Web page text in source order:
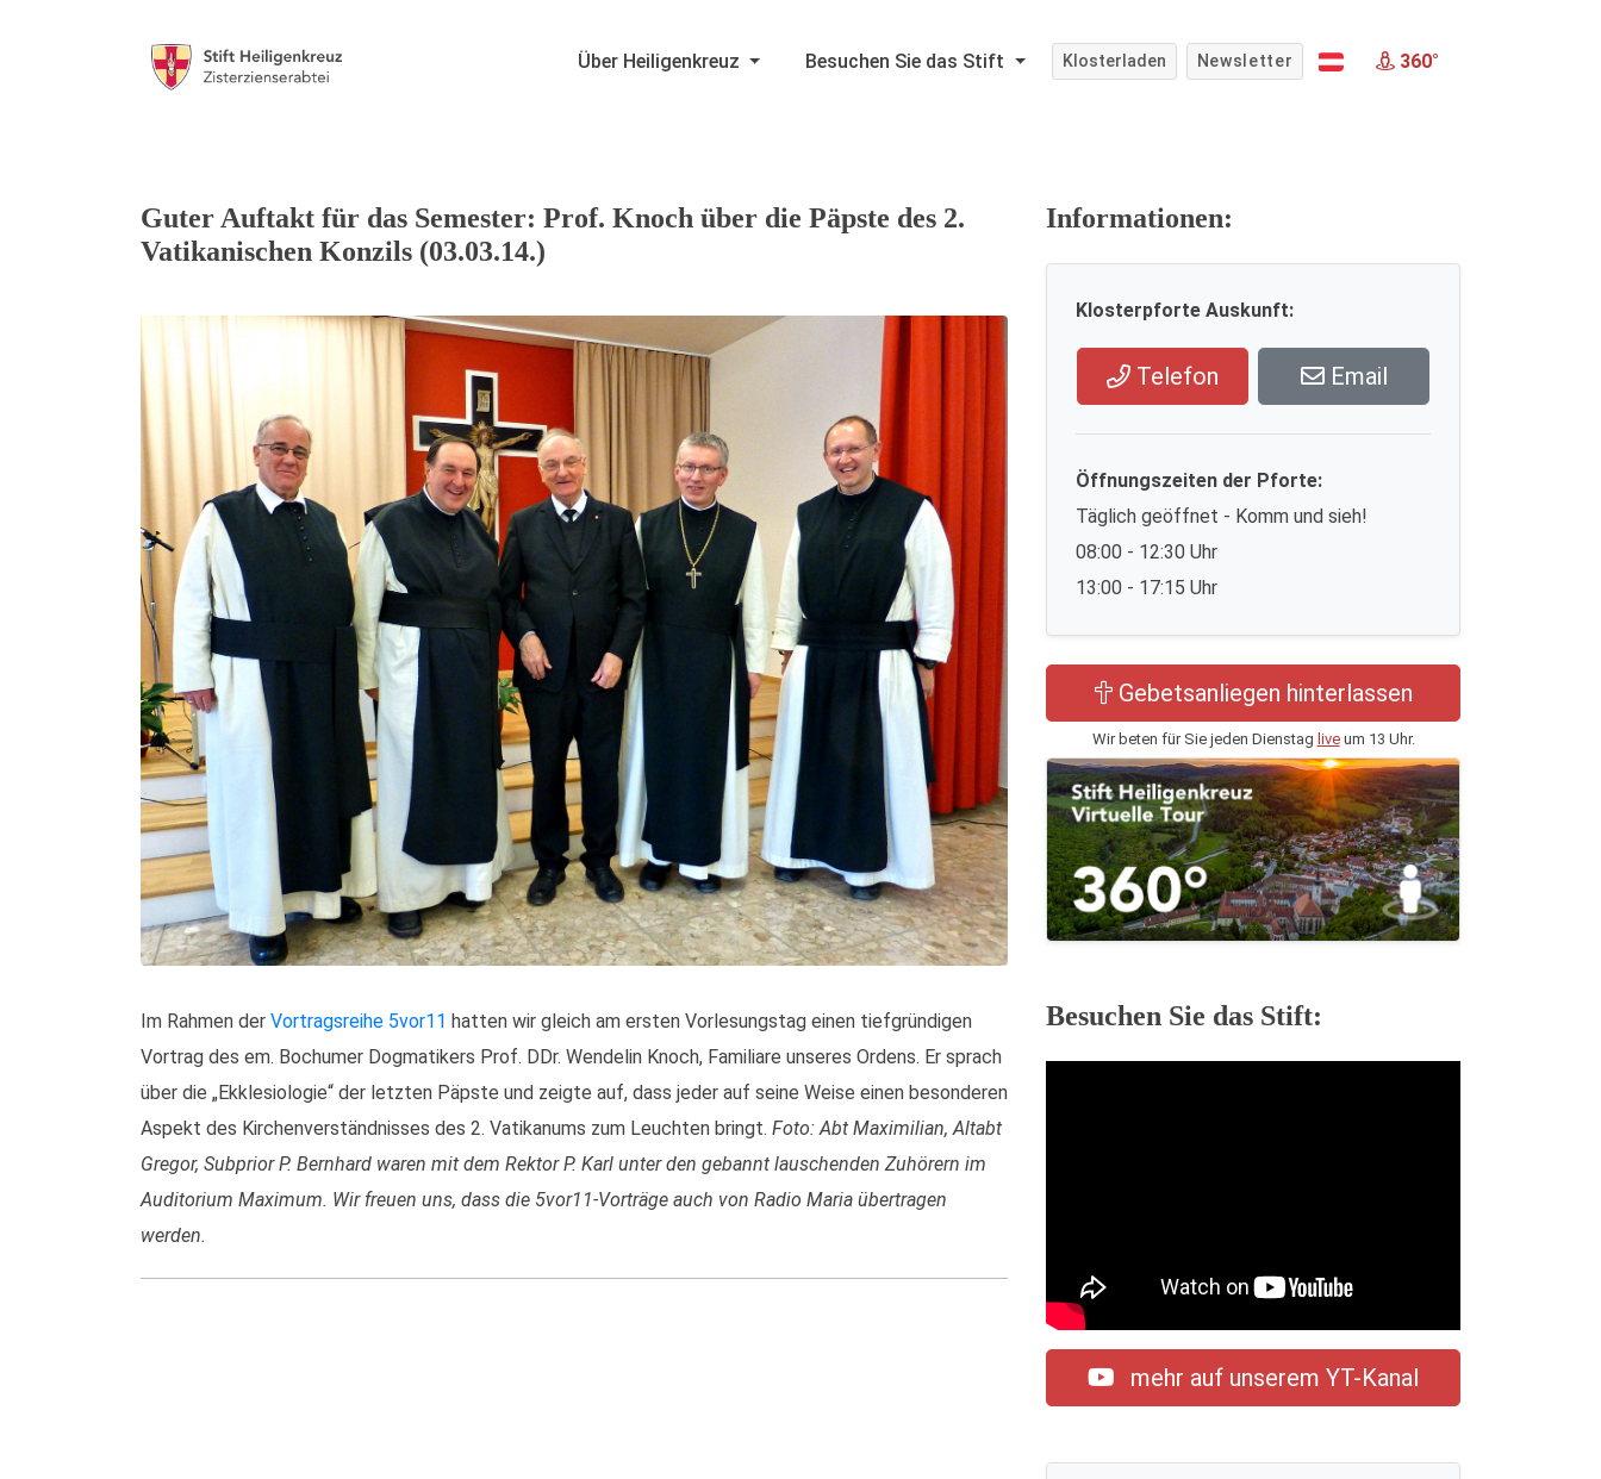
Über Heiligenkreuz Besuchen Sie das Stift Klosterladen Newsletter 360°
Guter Auftakt für das Semester: Prof. Knoch über die Päpste des 2.
Vatikanischen Konzils (03.03.14.)
Im Rahmen der Vortragsreihe 5vor11 hatten wir gleich am ersten Vorlesungstag einen tiefgründigen
Vortrag des em. Bochumer Dogmatikers Prof. DDr. Wendelin Knoch, Familiare unseres Ordens. Er sprach
über die „Ekklesiologie“ der letzten Päpste und zeigte auf, dass jeder auf seine Weise einen besonderen
Aspekt des Kirchenverständnisses des 2. Vatikanums zum Leuchten bringt. Foto: Abt Maximilian, Altabt
Gregor, Subprior P. Bernhard waren mit dem Rektor P. Karl unter den gebannt lauschenden Zuhörern im
Auditorium Maximum. Wir freuen uns, dass die 5vor11-Vorträge auch von Radio Maria übertragen
werden.
Informationen:
Klosterpforte Auskunft:
Telefon Email
Öffnungszeiten der Pforte:
Täglich geöffnet - Komm und sieh!
08:00 - 12:30 Uhr
13:00 - 17:15 Uhr
Gebetsanliegen hinterlassen
Wir beten für Sie jeden Dienstag liveum 13 Uhr.
Besuchen Sie das Stift:
mehr auf unserem YT-Kanal